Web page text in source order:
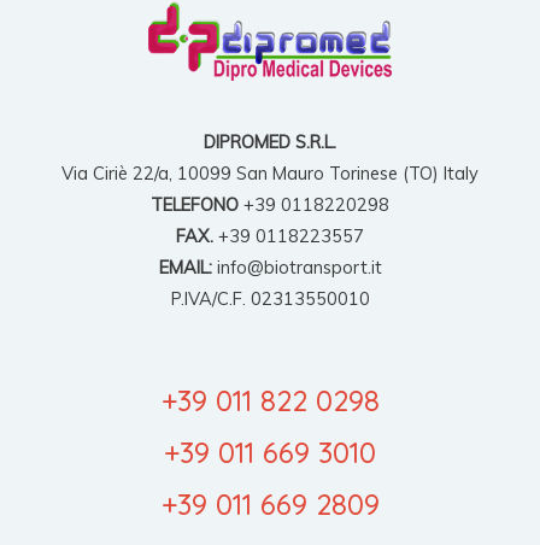
DIPROMED S.R.L.
Via Ciriè 22/a, 10099 San Mauro Torinese (TO) Italy
TELEFONO +39 0118220298
FAX. +39 0118223557
EMAIL:info@biotransport.it
P.IVA/C.F. 02313550010
+39 011 822 0298
+39 011 669 3010
+39 011 669 2809